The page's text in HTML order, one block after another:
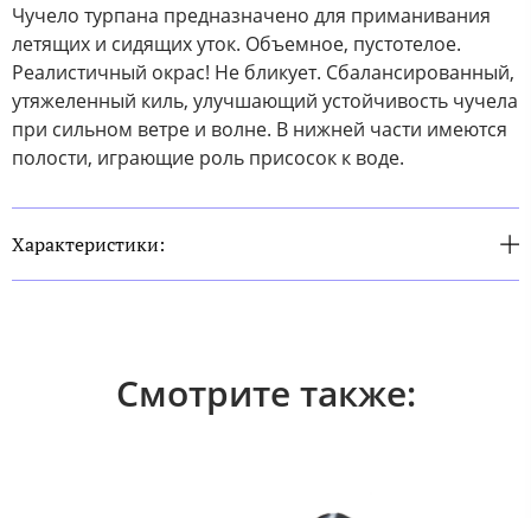
Чучело турпана предназначено для приманивания
летящих и сидящих уток. Объемное, пустотелое.
Реалистичный окрас! Не бликует. Сбалансированный,
утяжеленный киль, улучшающий устойчивость чучела
при сильном ветре и волне. В нижней части имеются
полости, играющие роль присосок к воде.
Характеристики:
Смотрите также: